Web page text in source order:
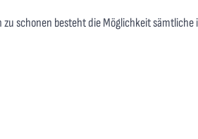
schonen besteht die Möglichkeit